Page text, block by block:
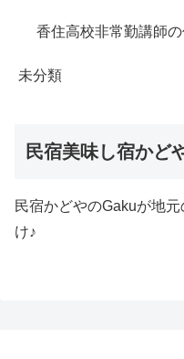
香住高校非常勤講師
未分類
民宿美味し宿かど
民宿かどやのGakuが地
け♪